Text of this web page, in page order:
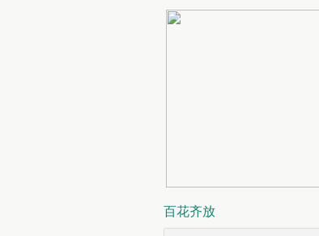
百花齐放